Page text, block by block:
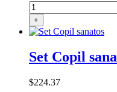
+
Set Copil
$224.37